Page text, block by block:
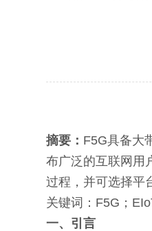
摘要： F5G具备大
布广泛的互联网用
过程，并可选择平
关键词：F5G；
一、引言